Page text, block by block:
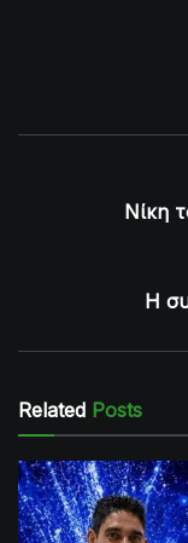
Νίκη
Η
Related Posts